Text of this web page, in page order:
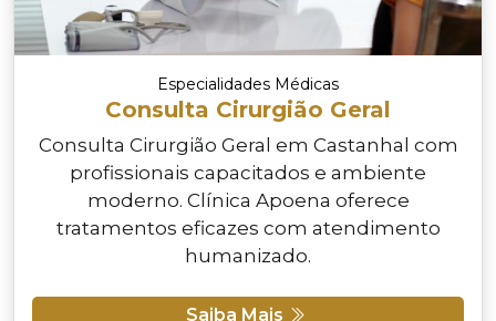
Especialidades Médicas
Consulta Cirurgião Geral
Consulta Cirurgião Geral em Castanhal com
profissionais capacitados e ambiente
moderno. Clínica Apoena oferece
tratamentos eficazes com atendimento
humanizado.
Saiba Mais